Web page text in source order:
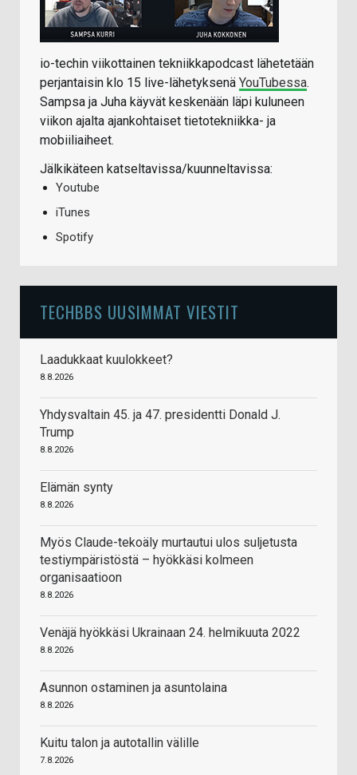
io-techin viikottainen tekniikkapodcast lähetetään
perjantaisin klo 15 live-lähetyksenä YouTubessa.
Sampsa ja Juha käyvät keskenään läpi kuluneen
viikon ajalta ajankohtaiset tietotekniikka- ja
mobiiliaiheet.
Jälkikäteen katseltavissa/kuunneltavissa:
Youtube
iTunes
Spotify
TECHBBS UUSIMMAT VIESTIT
Laadukkaat kuulokkeet?
8.8.2026
Yhdysvaltain 45. ja 47. presidentti Donald J.
Trump
8.8.2026
Elämän synty
8.8.2026
Myös Claude-tekoäly murtautui ulos suljetusta
testiympäristöstä – hyökkäsi kolmeen
organisaatioon
8.8.2026
Venäjä hyökkäsi Ukrainaan 24. helmikuuta 2022
8.8.2026
Asunnon ostaminen ja asuntolaina
8.8.2026
Kuitu talon ja autotallin välille
7.8.2026